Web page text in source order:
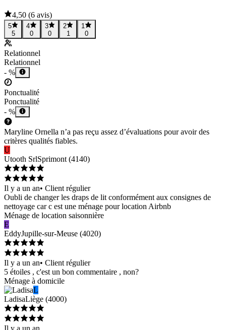
4,50 (6 avis)
5
5
4
0
3
0
2
1
1
0
Relationnel
Relationnel
- %
Ponctualité
Ponctualité
- %
Maryline Ornella n’a pas reçu assez d’évaluations pour avoir des
critères qualités fiables.
U
Utooth SrlSprimont (4140)
Il y a un an• Client régulier
Oubli de changer les draps de lit conformément aux consignes de
nettoyage car c est une ménage pour location Airbnb
Ménage de location saisonnière
E
EddyJupille-sur-Meuse (4020)
Il y a un an• Client régulier
5 étoiles , c'est un bon commentaire , non?
Ménage à domicile
L
LadisaLiège (4000)